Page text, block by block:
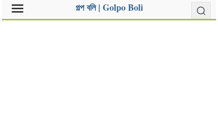
গল্প বলি | Golpo Boli